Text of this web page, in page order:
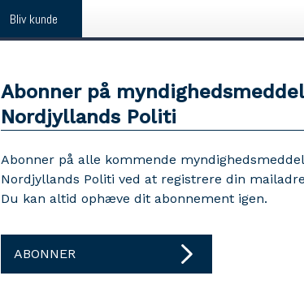
Bliv kunde
Abonner på
Nordjyllands Politi
Abonner på alle kommende
Nordjyllands Politi ved at registrere din
Du kan altid ophæve dit abonnement igen.
ABONNER